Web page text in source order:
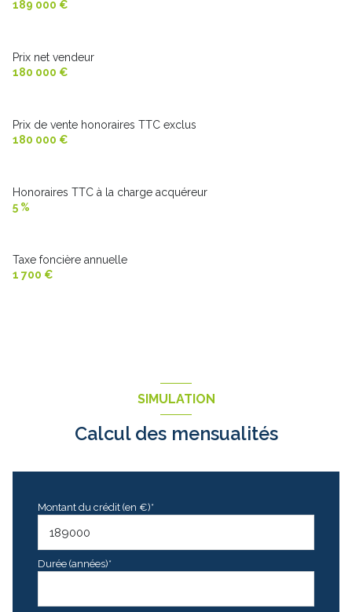
chambre
chambre
189 000 €
Prix net vendeur
180 000 €
Prix de vente honoraires TTC exclus
180 000 €
Honoraires TTC à la charge acquéreur
5 %
Taxe foncière annuelle
1 700 €
SIMULATION
Calcul des mensualités
Montant du crédit (en €)*
Durée (années)*